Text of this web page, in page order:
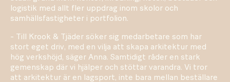
logistik med allt fler uppdrag inom skolor och
samhällsfastigheter i portfolion.
- Till Krook & Tjäder söker sig medarbetare som har
stort eget driv, med en vilja att skapa arkitektur med
hög verkshöjd, säger Anna. Samtidigt råder en stark
gemenskap där vi hjälper och stöttar varandra. Vi tror
att arkitektur är en lagsport, inte bara mellan beställare